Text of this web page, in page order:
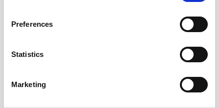
Preferences
Statistics
Marketing
ATV-käru